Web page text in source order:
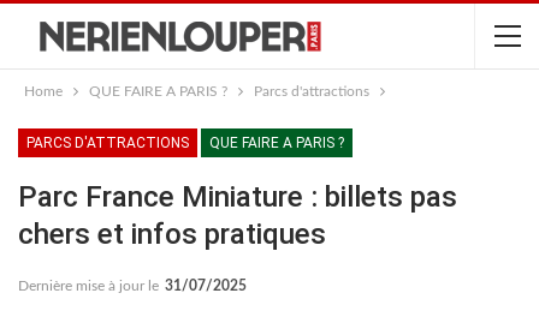
Home QUE FAIRE A PARIS ? Parcs d'attractions
PARCS D'ATTRACTIONS QUE FAIRE A PARIS ?
Parc France Miniature : billets pas
chers et infos pratiques
Dernière mise à jour le 31/07/2025